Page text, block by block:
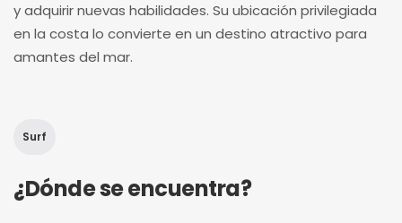
y adquirir nuevas habilidades. Su ubicación privilegiada
en la costa lo convierte en un destino atractivo para
amantes del mar.
Surf
¿Dónde se encuentra?